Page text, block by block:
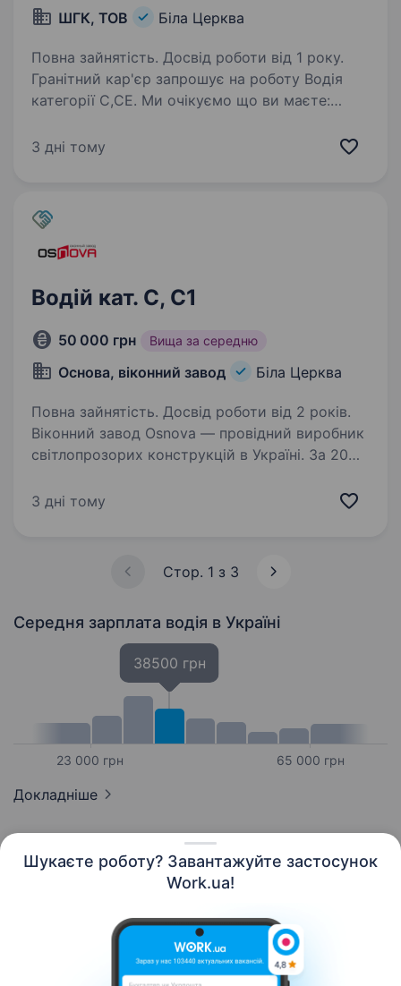
Шукаєте роботу? Завантажуйте застосунок
Work.ua!
ШГК, ТОВ
Біла Церква
Повна зайнятість. Досвід роботи від 1 року.
Гранітний кар'єр запрошує на роботу Водія
категорії С,СЕ. Ми очікуємо що ви маєте:
року. У ваші обов'язки входить:
3 дні тому
Водій кат. С, С1
50 000 грн Вища за середню
Основа, віконний завод Біла Церква
Повна зайнятість. Досвід роботи від 2 років.
Віконний завод Osnova — провідний виробник
світлопрозорих конструкцій в Україні. За 20
завдяки стабільній роботі, високій якості
3 дні тому
Стор. 1 з 3
Середня зарплата водія в Україні
23 000 грн
38500 грн
65 000 грн
Докладніше